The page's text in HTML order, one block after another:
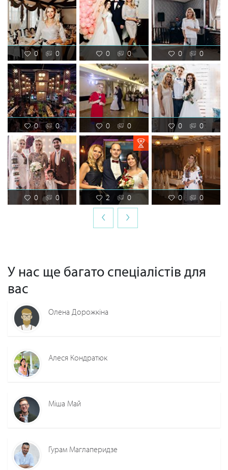
0 0 0 0 0 0
0 0 0 0 0 0
0 0 2 0 0 0
‹ ›
У нас ще багато спеціалістів для
вас
Олена Дорожкіна
Алеся Кондратюк
Міша Май
Гурам Маглаперидзе